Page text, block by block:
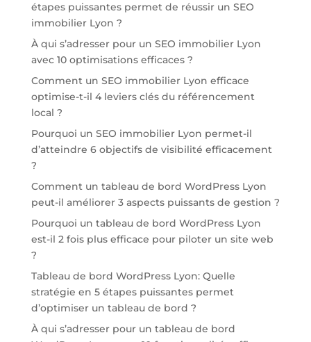
étapes puissantes permet de réussir un SEO
immobilier Lyon ?
À qui s’adresser pour un SEO immobilier Lyon
avec 10 optimisations efficaces ?
Comment un SEO immobilier Lyon efficace
optimise-t-il 4 leviers clés du référencement
local ?
Pourquoi un SEO immobilier Lyon permet-il
d’atteindre 6 objectifs de visibilité efficacement
?
Comment un tableau de bord WordPress Lyon
peut-il améliorer 3 aspects puissants de gestion ?
Pourquoi un tableau de bord WordPress Lyon
est-il 2 fois plus efficace pour piloter un site web
?
Tableau de bord WordPress Lyon: Quelle
stratégie en 5 étapes puissantes permet
d’optimiser un tableau de bord ?
À qui s’adresser pour un tableau de bord